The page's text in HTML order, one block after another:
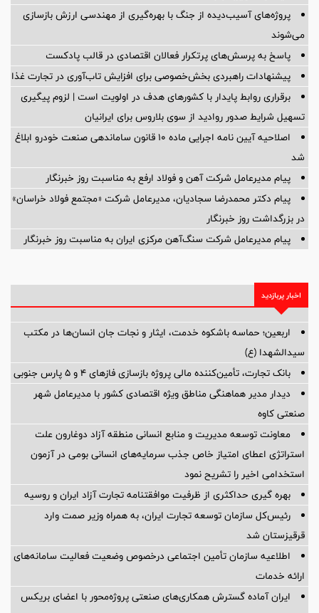
پروژه‌های آسیب‌دیده از جنگ با بهره‌گیری از مهندسی ارزش بازسازی
می‌شوند
پاسخ به پرسش‌های پرتکرار فعالان اقتصادی در قالب پادکست
پیشنهادات راهبردی بخش‌خصوصی برای افزایش تاب‌آوری در تجارت غذا
برقراری روابط پایدار با کشورهای هدف در اولویت است | لزوم پیگیری
تسهیل شرایط صدور روادید از سوی بلاروس برای ایرانیان
اصلاحیه آیین نامه اجرایی ماده ۱۰ قانون ساماندهی صنعت خودرو ابلاغ
شد
پیام مدیرعامل شرکت آهن و فولاد ارفع به مناسبت روز خبرنگار
پیام دکتر محمدرضا سجادیان، مدیرعامل شرکت «مجتمع فولاد خراسان»
در بزرگداشت روز خبرنگار
پیام مدیرعامل شرکت سنگ‌آهن مرکزی ایران به مناسبت روز خبرنگار
اخبار پربازدید
اربعین؛ حماسه باشکوه خدمت، ایثار و نجات جان انسان‌ها در مکتب
سیدالشهدا (ع)
بانک تجارت، تأمین‌کننده مالی پروژه بازسازی فازهای ۴ و ۵ پارس جنوبی
دیدار مدیر هماهنگی مناطق ویژه اقتصادی کشور با مدیرعامل شهر
صنعتی کاوه
معاونت توسعه مدیریت و منابع انسانی منطقه آزاد دوغارون علت
استراتژی اعطای امتیاز خاص جذب سرمایه‌های انسانی بومی در آزمون
استخدامی اخیر را تشریح نمود
بهره گیری حداکثری از ظرفیت موافقتنامه تجارت آزاد ایران و روسیه
رئیس‌کل سازمان توسعه تجارت ایران، به همراه وزیر صمت وارد
قرقیزستان شد
اطلاعیه سازمان تأمین اجتماعی درخصوص وضعیت فعالیت سامانه‌های
ارائه خدمات
ایران آماده گسترش همکاری‌های صنعتی پروژه‌محور با اعضای بریکس